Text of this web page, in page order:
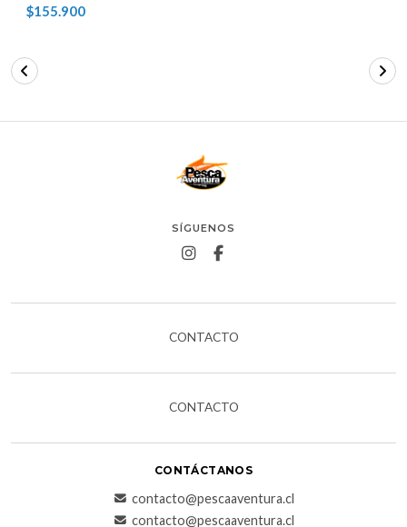
$155.900
SÍGUENOS
CONTACTO
CONTACTO
CONTÁCTANOS
contacto@pescaaventura.cl
contacto@pescaaventura.cl